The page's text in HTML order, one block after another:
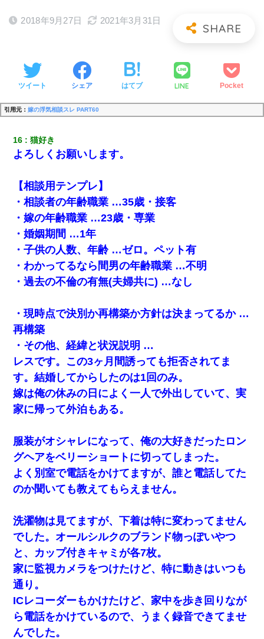
2018年9月27日 2021年3月31日
ツイート シェア はてブ LINE Pocket
引用元： 嫁の浮気相談スレ PART60
16 猫好き
よろしくお願いします。
【相談用テンプレ】
・相談者の年齢職業 …35歳・接客
・嫁の年齢職業 …23歳・専業
・婚姻期間 …1年
・子供の人数、年齢 …ゼロ。ペット有
・わかってるなら間男の年齢職業 …不明
・過去の不倫の有無(夫婦共に) …なし
・現時点で決別か再構築か方針は決まってるか …
再構築
・その他、経緯と状況説明 …
レスです。この3ヶ月間誘っても拒否されてま
す。結婚してからしたのは1回のみ。
嫁は俺の休みの日によく一人で外出していて、実
家に帰って外泊もある。
服装がオシャレになって、俺の大好きだったロン
グヘアをベリーショートに切ってしまった。
よく別室で電話をかけてますが、誰と電話してた
のか聞いても教えてもらえません。
洗濯物は見てますが、下着は特に変わってません
でした。オールシルクのブランド物っぽいやつ
と、カップ付きキャミが各7枚。
家に監視カメラをつけたけど、特に動きはいつも
通り。
ICレコーダーもかけたけど、家中を歩き回りなが
ら電話をかけているので、うまく録音できてませ
んでした。